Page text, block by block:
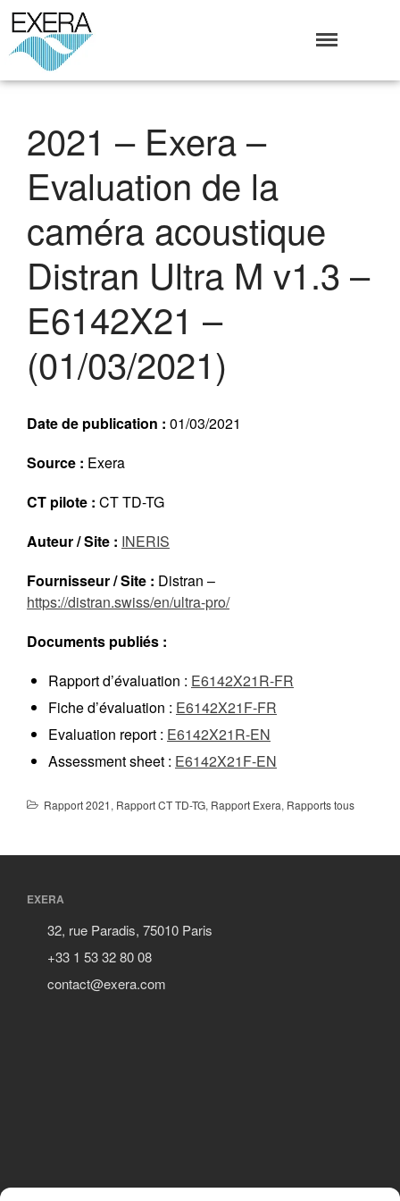
L’Association Exera
Organisation
Coopération internationale
Devenir Membre de l’Exera
Opérations
Fonctionnement
Affaires
Commissions techniques
Publications
Association des EXploitants d'Equipements de mesure,
2021 – Exera –
Evaluation de la
caméra acoustique
Distran Ultra M v1.3 –
E6142X21 –
(01/03/2021)
Date de publication : 01/03/2021
Source : Exera
CT pilote : CT TD-TG
Auteur / Site : INERIS
Fournisseur / Site : Distran –
https://distran.swiss/en/ultra-pro/
Documents publiés :
Rapport d’évaluation : E6142X21R-FR
Fiche d’évaluation : E6142X21F-FR
Evaluation report : E6142X21R-EN
Assessment sheet : E6142X21F-EN
Rapport 2021, Rapport CT TD-TG, Rapport Exera, Rapports tous
EXERA
32, rue Paradis, 75010 Paris
+33 1 53 32 80 08
contact@exera.com